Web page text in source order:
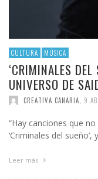
CULTURA MÚSICA
‘CRIMINALES
UNIVERSO DE
CREATIVA CANARIA 9
“Hay canciones que
‘Criminales del
Leer más